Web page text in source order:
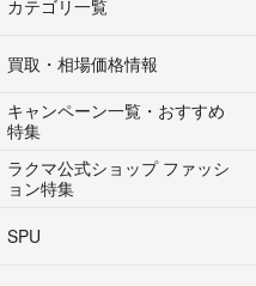
カテゴリ一覧
買取・相場価格情報
キャンペーン一覧・おすすめ
特集
ラクマ公式ショップ ファッシ
ョン特集
SPU